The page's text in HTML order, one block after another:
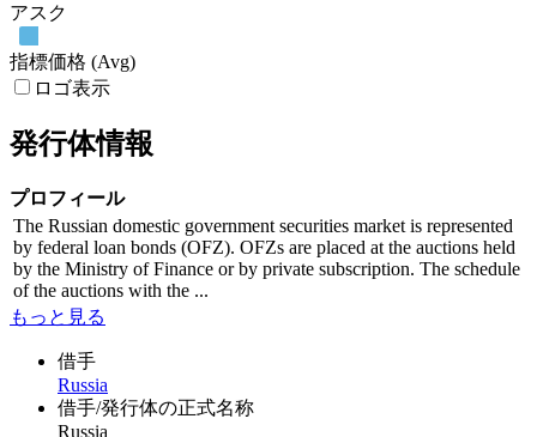
アスク
指標価格 (Avg)
ロゴ表示
発行体情報
プロフィール
The Russian domestic government securities market is represented
by federal loan bonds (OFZ). OFZs are placed at the auctions held
by the Ministry of Finance or by private subscription. The schedule
of the auctions with the ...
もっと見る
借手
Russia
借手/発行体の正式名称
Russia